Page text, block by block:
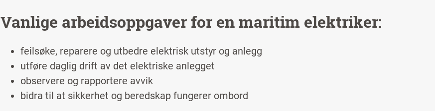
Vanlige arbeidsoppgaver for en maritim elektriker:
feilsøke, reparere og utbedre elektrisk utstyr og anlegg
utføre daglig drift av det elektriske anlegget
observere og rapportere avvik
bidra til at sikkerhet og beredskap fungerer ombord